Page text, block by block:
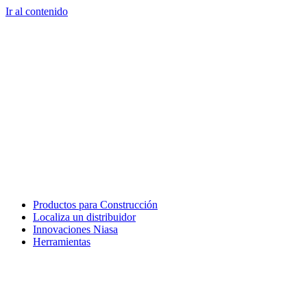
Ir al contenido
Productos para Construcción
Localiza un distribuidor
Innovaciones Niasa
Herramientas